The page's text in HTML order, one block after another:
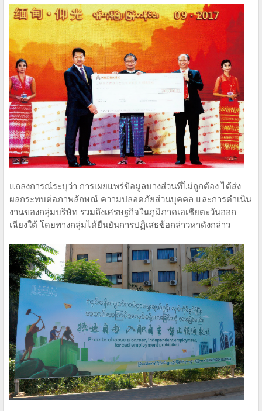
แถลงการณ์ระบุว่า การเผยแพร่ข้อมูลบางส่วนที่ไม่ถูกต้อง ได้ส่ง
ผลกระทบต่อภาพลักษณ์ ความปลอดภัยส่วนบุคคล และการดำเนิน
งานของกลุ่มบริษัท รวมถึงเศรษฐกิจในภูมิภาคเอเชียตะวันออก
เฉียงใต้ โดยทางกลุ่มได้ยืนยันการปฏิเสธข้อกล่าวหาดังกล่าว